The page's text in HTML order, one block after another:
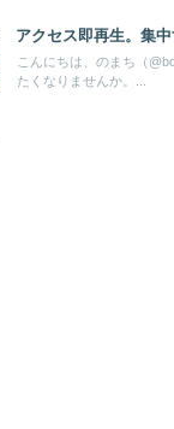
アクセス即再生。集
こんにちは、のまち（
たくなりませんか。...